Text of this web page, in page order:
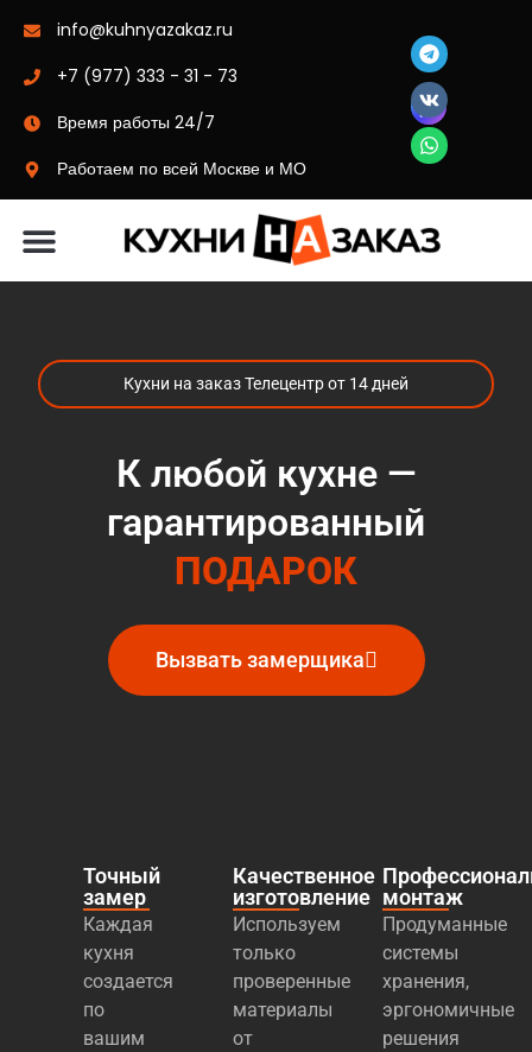
info@kuhnyazakaz.ru
+7 (977) 333 - 31 - 73
Время работы 24/7
Работаем по всей Москве и МО
Кухни на заказ Телецентр от 14 дней
К любой кухне —
гарантированный
ПОДАРОК
Вызвать замерщика
Точный
замер
Каждая
кухня
создается
по
вашим
Качественное
изготовление
Используем
только
проверенные
материалы
от
монтаж
Продуманные
системы
хранения,
эргономичные
решения